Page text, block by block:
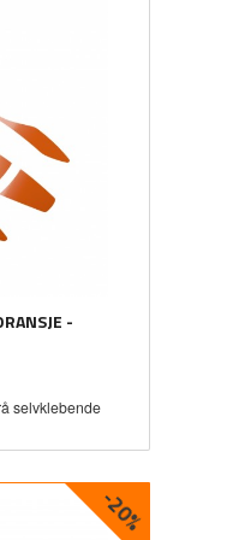
-
selvklebende
-20%